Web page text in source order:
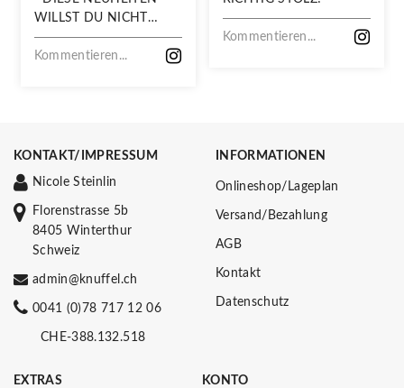
WILLST DU NICHT
VERPASSEN!
Kommentieren...
Kommentieren...
KONTAKT/IMPRESSUM
Nicole Steinlin
Florenstrasse 5b
8405 Winterthur
Schweiz
admin@knuffel.ch
0041 (0)78 717 12 06
CHE-388.132.518
INFORMATIONEN
Onlineshop/Lageplan
Versand/Bezahlung
AGB
Kontakt
Datenschutz
EXTRAS KONTO